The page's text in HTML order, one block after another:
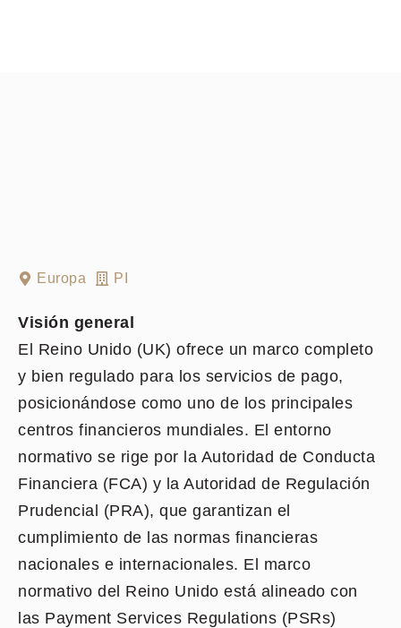
Europa PI
Visión general
El Reino Unido (UK) ofrece un marco completo
y bien regulado para los servicios de pago,
posicionándose como uno de los principales
centros financieros mundiales. El entorno
normativo se rige por la Autoridad de Conducta
Financiera (FCA) y la Autoridad de Regulación
Prudencial (PRA), que garantizan el
cumplimiento de las normas financieras
nacionales e internacionales. El marco
normativo del Reino Unido está alineado con
las Payment Services Regulations (PSRs)